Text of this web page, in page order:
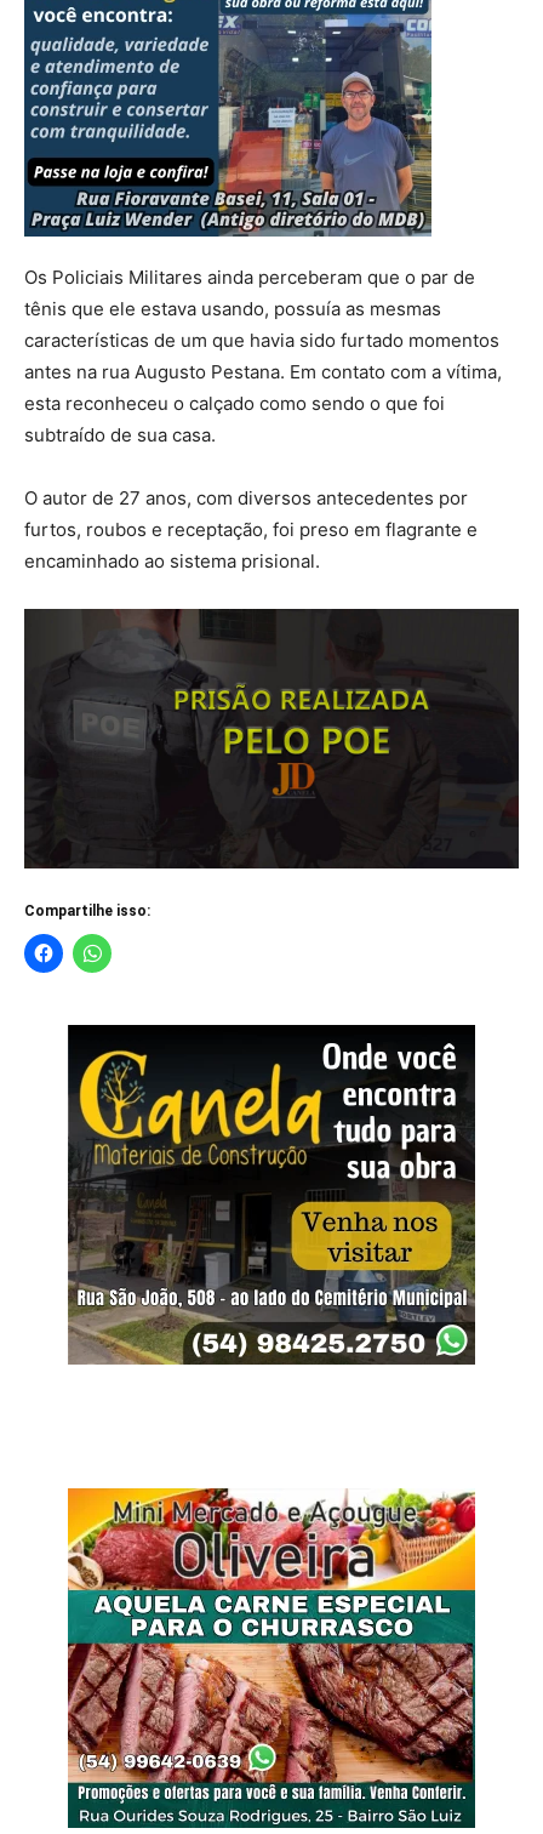
Os Policiais Militares ainda perceberam que o par de
tênis que ele estava usando, possuía as mesmas
características de um que havia sido furtado momentos
antes na rua Augusto Pestana. Em contato com a vítima,
esta reconheceu o calçado como sendo o que foi
subtraído de sua casa.
O autor de 27 anos, com diversos antecedentes por
furtos, roubos e receptação, foi preso em flagrante e
encaminhado ao sistema prisional.
Compartilhe isso: